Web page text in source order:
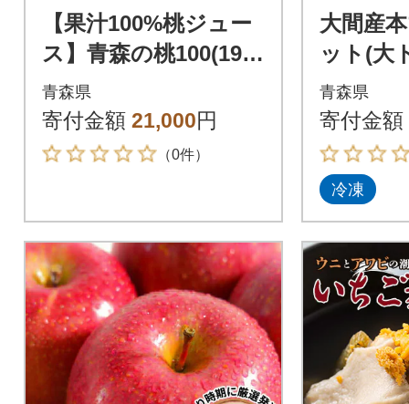
【果汁100%桃ジュー
ス】青森の桃100(195
g×30缶)
青森県
寄付金額 21,000円
（0件）
大間産
ット(大
ロ・赤
後
青森県
寄付金額
冷凍